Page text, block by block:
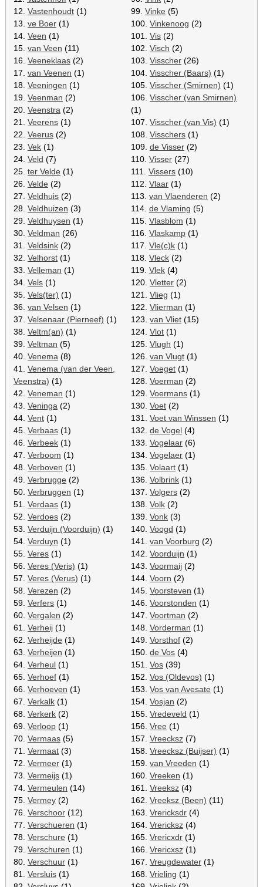
12. Vastenhoudt (1)
13. ve Boer (1)
14. Veen (1)
15. van Veen (11)
16. Veeneklaas (2)
17. van Veenen (1)
18. Veeningen (1)
19. Veenman (2)
20. Veenstra (2)
21. Veerens (1)
22. Veerus (2)
23. Vek (1)
24. Veld (7)
25. ter Velde (1)
26. Velde (2)
27. Veldhuis (2)
28. Veldhuizen (3)
29. Veldhuysen (1)
30. Veldman (26)
31. Veldsink (2)
32. Velhorst (1)
33. Velleman (1)
34. Vels (1)
35. Vels(ter) (1)
36. van Velsen (1)
37. Velsenaar (Pierneef) (1)
38. Veltm(an) (1)
39. Veltman (5)
40. Venema (8)
41. Venema (van der Veen,
Veenstra) (1)
42. Veneman (1)
43. Veninga (2)
44. Vent (1)
45. Verbaas (1)
46. Verbeek (1)
47. Verboom (1)
48. Verboven (1)
49. Verbrugge (2)
50. Verbruggen (1)
51. Verdaas (1)
52. Verdoes (2)
53. Verduijn (Voorduijn) (1)
54. Verduyn (1)
55. Veres (1)
56. Veres (Veris) (1)
57. Veres (Verus) (1)
58. Verezen (2)
59. Verfers (1)
60. Vergalen (2)
61. Verheij (1)
62. Verheijde (1)
63. Verheijen (1)
64. Verheul (1)
65. Verhoef (1)
66. Verhoeven (1)
67. Verkalk (1)
68. Verkerk (2)
69. Verloop (1)
70. Vermaas (5)
71. Vermaat (3)
72. Vermeer (1)
73. Vermeijs (1)
74. Vermeulen (14)
75. Vermey (2)
76. Verschoor (12)
77. Verschueren (1)
78. Verschure (1)
79. Verschuren (1)
80. Verschuur (1)
81. Versluis (1)
99. Vinke (5)
100. Vinkenoog (2)
101. Vis (2)
102. Visch (2)
103. Visscher (26)
104. Visscher (Baars) (1)
105. Visscher (Smirnen) (1)
106. Visscher (van Smirnen)
(1)
107. Visscher (van Vis) (1)
108. Visschers (1)
109. de Visser (2)
110. Visser (27)
111. Vissers (10)
112. Vlaar (1)
113. van Vlaenderen (2)
114. de Vlaming (5)
115. Vlasblom (1)
116. Vlaskamp (1)
117. Vle(c)k (1)
118. Vleck (2)
119. Vlek (4)
120. Vletter (2)
121. Vlieg (1)
122. Vlierman (1)
123. van Vliet (15)
124. Vlot (1)
125. Vlugh (1)
126. van Vlugt (1)
127. Voeget (1)
128. Voerman (2)
129. Voermans (1)
130. Voet (2)
131. Voet van Winssen (1)
132. de Vogel (4)
133. Vogelaar (6)
134. Vogelaer (1)
135. Volaart (1)
136. Volbrink (1)
137. Volgers (2)
138. Volk (2)
139. Vonk (3)
140. Voogd (1)
141. van Voorburg (2)
142. Voorduijn (1)
143. Voormaij (2)
144. Voorn (2)
145. Voorsteven (1)
146. Voorstonden (1)
147. Voortman (2)
148. Vorderman (1)
149. Vorsthof (2)
150. de Vos (4)
151. Vos (39)
152. Vos (Oldevos) (1)
153. Vos van Avesate (1)
154. Vosjan (2)
155. Vredeveld (1)
156. Vree (1)
157. Vreecksz (7)
158. Vreecksz (Buijser) (1)
159. van Vreeden (1)
160. Vreeken (1)
161. Vreeksz (4)
162. Vreeksz (Been) (11)
163. Vrericksdr (4)
164. Vrericksz (4)
165. Vrericxdr (1)
166. Vrericxsz (1)
167. Vreugdewater (1)
168. Vrieling (1)